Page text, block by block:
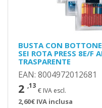
BUSTA CON
SEI ROTA PRESS 8E/F
TRASPARENTE
EAN: 8004972012681
2 ,13
€ IVA escl.
2,60€ IVA inclusa